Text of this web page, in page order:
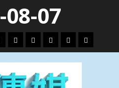
08-07
娛
樂
劇
政
治
國
際
運
動
生
活